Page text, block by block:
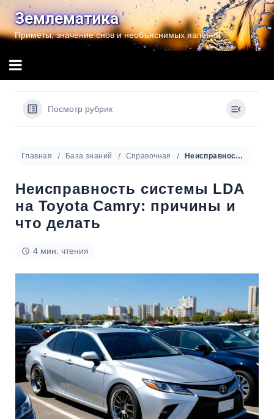
Перейти
содержимому
Землематика
Приметы, значение снов и необъяснимых явлений
Посмотр рубрик
Главная База знаний Справочная Неисправность системы LDA на Toyota Camry: причины и что делать
Неисправность системы LDA
на Toyota Camry: причины и
что делать
4 мин. чтения